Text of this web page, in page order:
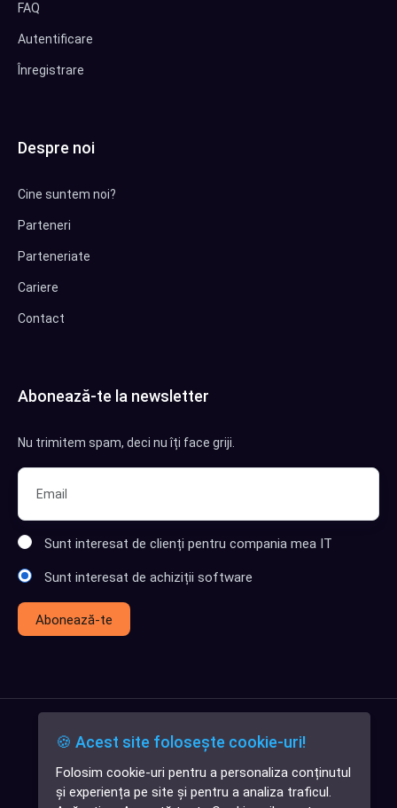
✕
Cauți o aplicație
FAQ
Autentificare
Înregistrare
Despre noi
Cine suntem noi?
Parteneri
Parteneriate
Cariere
Contact
Abonează-te la newsletter
Nu trimitem spam, deci nu îți face griji.
Sunt interesat de clienți pentru compania mea IT
Sunt interesat de achiziții software
Abonează-te
🍪 Acest site folosește cookie-uri!
Folosim cookie-uri pentru a personaliza conținutul
și experiența pe site și pentru a analiza traficul.